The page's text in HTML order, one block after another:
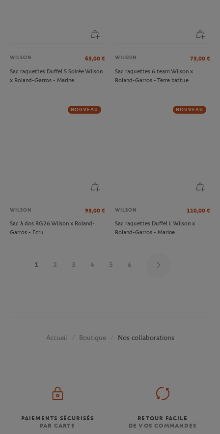
WILSON 65,00 €
Sac raquettes Duffel S Soirée Wilson
x Roland-Garros - Marine
WILSON 75,00 €
Sac raquettes 6 team Wilson x
Roland-Garros - Terre battue
NOUVEAU
WILSON 95,00 €
Sac à dos RG26 Wilson x Roland-
Garros - Ecru
NOUVEAU
WILSON 110,00 €
Sac raquettes Duffel L Wilson x
Roland-Garros - Marine
1 2 3 4 5 6
Accueil Boutique Nos collaborations
PAIEMENTS SÉCURISÉS
PAR CARTE
RETOUR FACILE
DE VOS COMMANDES